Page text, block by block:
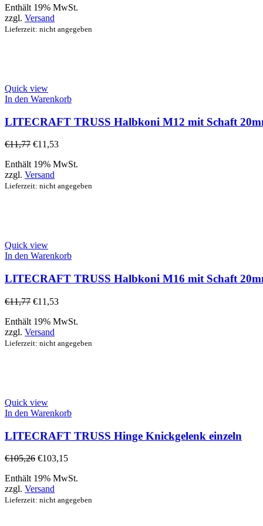
Enthält 19% MwSt.
zzgl. Versand
Lieferzeit: nicht angegeben
Quick view
In den Warenkorb
LITECRAFT TRUSS Halbkoni M12 mit Schaft
€11,77 €11,53
Enthält 19% MwSt.
zzgl. Versand
Lieferzeit: nicht angegeben
Quick view
In den Warenkorb
LITECRAFT TRUSS Halbkoni M16 mit Schaft
€11,77 €11,53
Enthält 19% MwSt.
zzgl. Versand
Lieferzeit: nicht angegeben
Quick view
In den Warenkorb
LITECRAFT TRUSS Hinge Knickgelenk einzeln
€105,26 €103,15
Enthält 19% MwSt.
zzgl. Versand
Lieferzeit: nicht angegeben